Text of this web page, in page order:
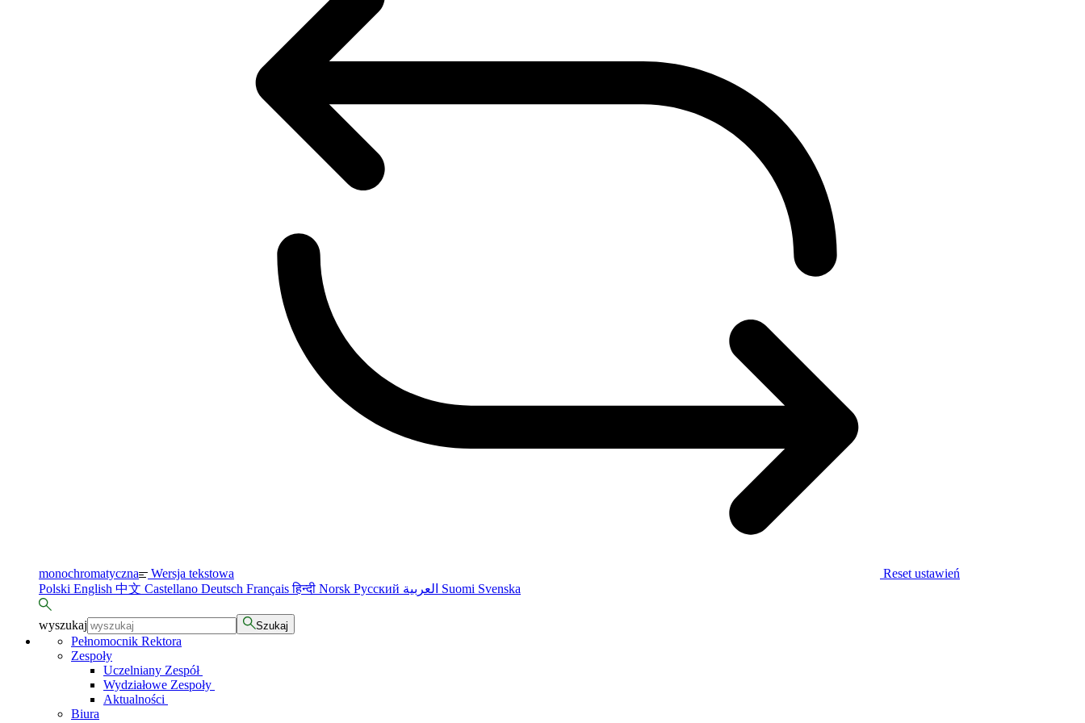
monochromatyczna Wersja tekstowa
Reset ustawień
Polski English 中文 Castellano Deutsch Françaisहिन्दी Norsk Русский Suomi Svenska
wyszukaj Szukaj
Pełnomocnik Rektora
Zespoły
Uczelniany Zespół
Wydziałowe Zespoły
Aktualności
Biura